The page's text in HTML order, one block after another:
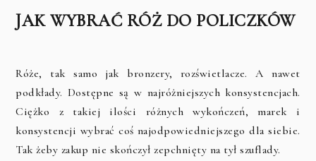
JAK WYBRAĆ RÓŻ DO POLICZKÓW
Róże, tak samo jak bronzery, rozświetlacze. A nawet
podkłady. Dostępne są w najróżniejszych konsystencjach.
Ciężko z takiej ilości różnych wykończeń, marek i
konsystencji wybrać coś najodpowiedniejszego dla siebie.
Tak żeby zakup nie skończył zepchnięty na tył szuflady.